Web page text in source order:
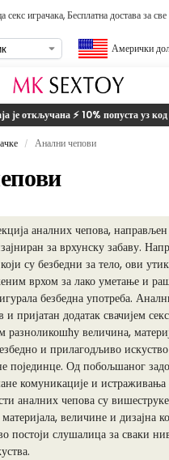
играчака, Бесплатна достава за
Амерички
је откључана ⚡ 10% попуста уз код
/ Анални чепови
аналних чепова, направљен
за врхунску забаву.
су безбедни за тело, ови
врхом за лако уметање и
безбедна употреба.
пријатан додатак свачијем
величина,
и прилагодљиво
појединце. Од побољшаног
комуникације и истраживања
аналних чепова су
величине и дизајна
постоји слушалица за сваки